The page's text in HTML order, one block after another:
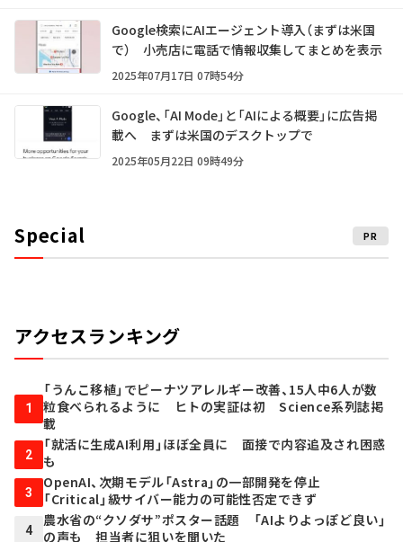
Google検索にAIエージェント導入（まずは米国
で） 小売店に電話で情報収集してまとめを表示
2025年07月17日 07時54分
Google、「AI Mode」と「AIによる概要」に広告掲
載へ まずは米国のデスクトップで
2025年05月22日 09時49分
Special PR
アクセスランキング
1
「うんこ移植」でピーナツアレルギー改善、15人中6人が数
粒食べられるように ヒトの実証は初 Science系列誌掲
載
2
「就活に生成AI利用」ほぼ全員に 面接で内容追及され困惑
も
3
OpenAI、次期モデル「Astra」の一部開発を停止
「Critical」級サイバー能力の可能性否定できず
4
農水省の“クソダサ”ポスター話題 「AIよりよっぽど良い」
の声も 担当者に狙いを聞いた